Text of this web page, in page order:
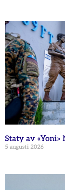
Staty av «Yoni»
5 augusti 2026